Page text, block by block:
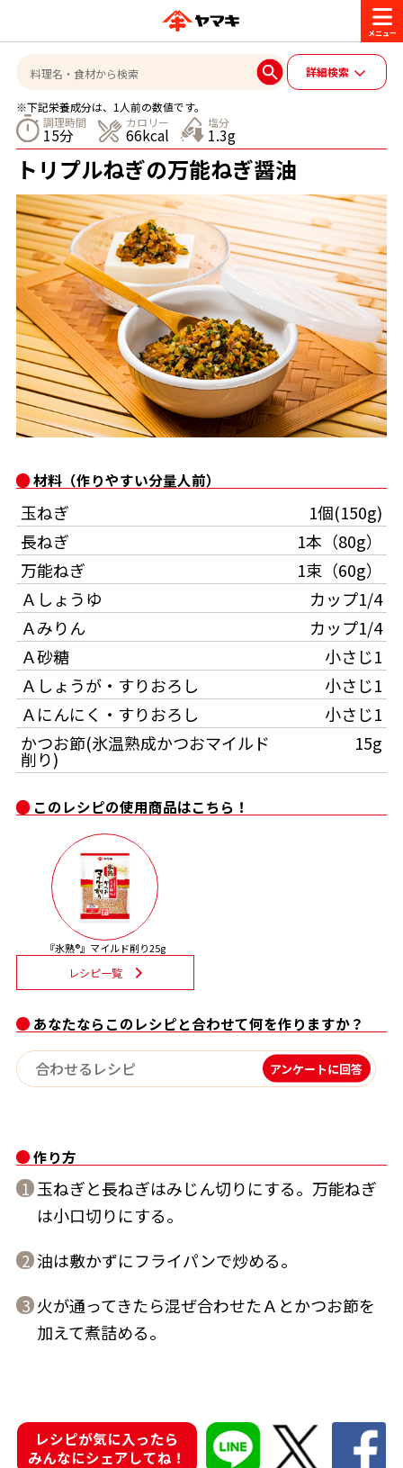
商品情報
ブランド一覧
ヤマキ『めんつゆ』 ヤマキ 割烹白だし
旨さ、別格。だし屋の鍋 韓福善シリーズ
サッと鍋® 楽チン鍋®
楽チン屋®
『踊り節』
レシピ
おいしいレシピを探す
おいしいレシピトップ
主食レシピ
主菜レシピ
汁物レシピ
時短レシピ
おいしいレシピを商品から探す
かつお節レシピ
めんつゆレシピ
割烹白だしレシピ
割烹白だしレシピ特集
だし巻き卵特集
かつおだしが決め手！簡単茶碗蒸し
かつお節・だしを楽しむ
かつお節・だしを知る
だしの取り方
かつお節の削り方
かつお節・だしをもっと知る
ヤマキ かつお節プラス®
かつお節・だしを楽しむ
だしコミュ
CM・キャンペーン
CM
キャンペーン一覧
企業・採用情報
企業情報
- 百年対話
採用情報
- ジョブリターン制
お問い合わせ
ヤマキお客様相談室
オンラインショップ
Global
詳細検索
※下記栄養成分は、1人前の数値です。
調理時間
15分
カロリー
66kcal
塩分
1.3g
トリプルねぎの万能ねぎ醤油
このレシピの使用商品はこちら！
『氷熟®』マイルド削り25g
レシピ一覧
あなたならこのレシピと合わせて何を作りますか？
アンケートに回答
作り方
1 玉ねぎと長ねぎはみじん切りにする。万能ねぎ
は小口切りにする。
2 油は敷かずにフライパンで炒める。
3 火が通ってきたら混ぜ合わせたＡとかつお節を
加えて煮詰める。
材料（作りやすい分量人前）
玉ねぎ
1個(150g)
長ねぎ
1本（80g）
万能ねぎ
1束（60g）
Ａしょうゆ
カップ1/4
Ａみりん
カップ1/4
Ａ砂糖
小さじ1
Ａしょうが・すりおろし
小さじ1
Ａにんにく・すりおろし
小さじ1
かつお節(氷温熟成かつおマイルド
削り)
15g
レシピが気に入ったら
みんなにシェアしてね！